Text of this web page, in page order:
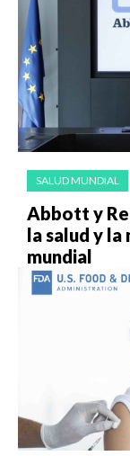
SALUD MUNDIAL
Abbott y
la salud y
mundial